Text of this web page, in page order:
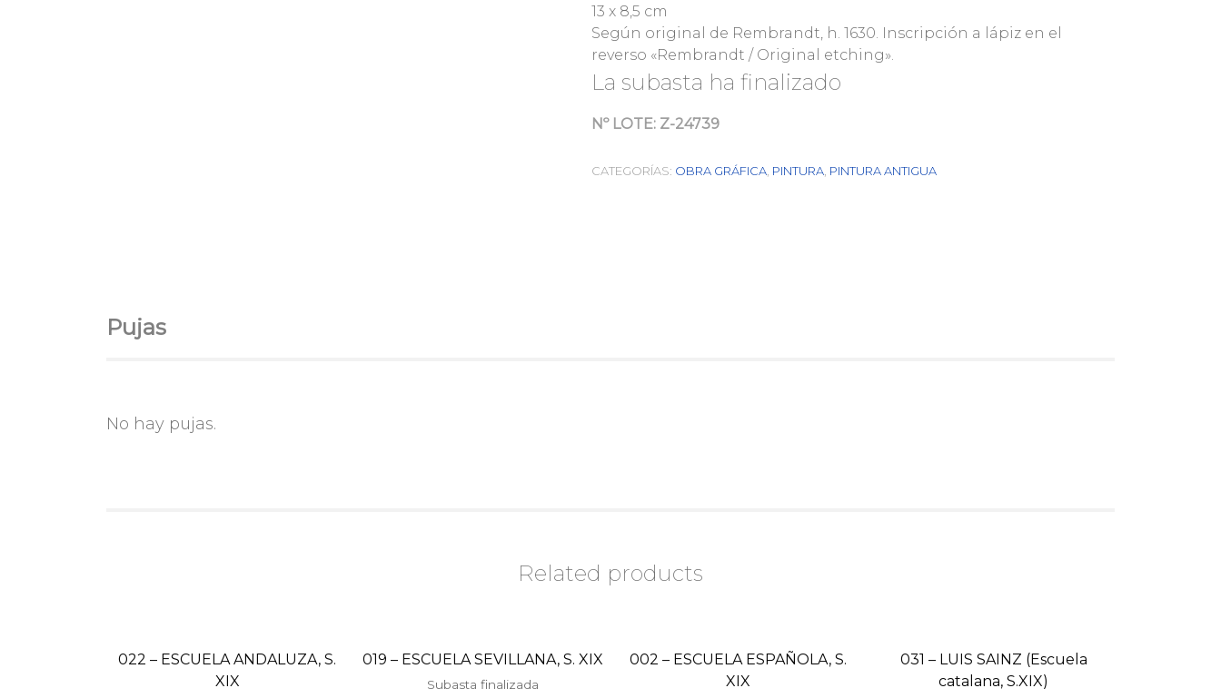
13 x 8,5 cm
Según original de Rembrandt, h. 1630. Inscripción a lápiz en el
reverso «Rembrandt / Original etching».
La subasta ha finalizado
Nº LOTE: Z-24739
CATEGORÍAS: OBRA GRÁFICA PINTURA PINTURA ANTIGUA
Pujas
No hay pujas.
Related products
022 – ESCUELA ANDALUZA, S.
XIX
019 – ESCUELA SEVILLANA, S. XIX
Subasta finalizada
002 – ESCUELA ESPAÑOLA, S.
XIX
031 – LUIS SAINZ (Escuela
catalana, S.XIX)